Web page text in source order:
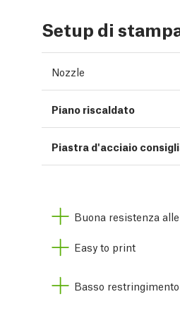
Setup di
Nozzle
Piano riscaldato
Piastra d'acciaio
Buona resistenza
Easy to print
Basso